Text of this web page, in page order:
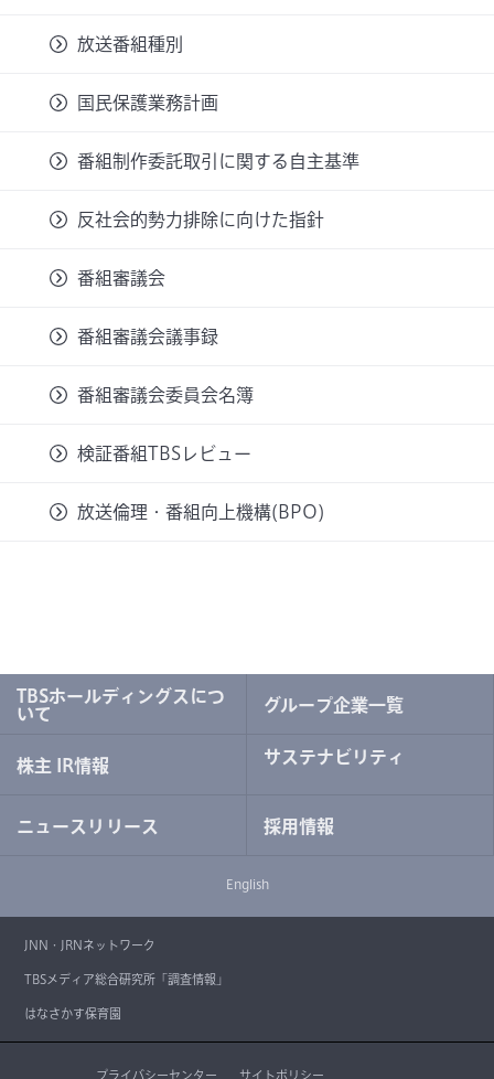
放送番組種別
国民保護業務計画
番組制作委託取引に関する自主基準
反社会的勢力排除に向けた指針
番組審議会
番組審議会議事録
番組審議会委員会名簿
検証番組TBSレビュー
放送倫理・番組向上機構(BPO)
TBSホールディングスにつ
いて
グループ企業一覧
株主 IR情報 サステナビリティ
ニュースリリース 採用情報
English
JNN・JRNネットワーク
TBSメディア総合研究所「調査情報」
はなさかす保育園
プライバシーセンター サイトポリシー